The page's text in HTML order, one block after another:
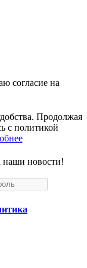
согласие на
Продолжая
с политикой
наши новости!